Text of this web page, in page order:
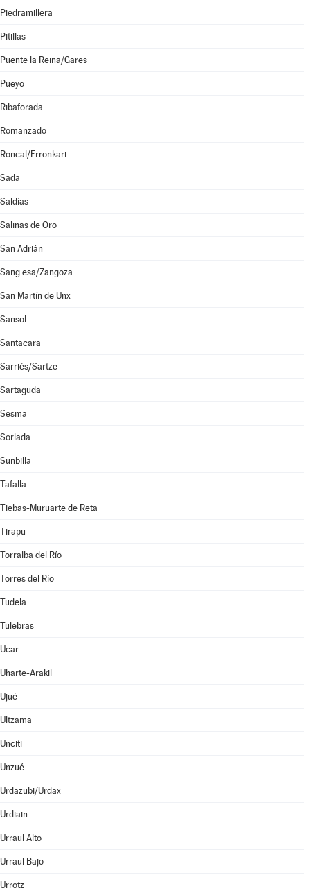
Piedramillera
Pitillas
Puente la Reina/Gares
Pueyo
Ribaforada
Romanzado
Roncal/Erronkari
Sada
Saldías
Salinas de Oro
San Adrián
Sang esa/Zangoza
San Martín de Unx
Sansol
Santacara
Sarriés/Sartze
Sartaguda
Sesma
Sorlada
Sunbilla
Tafalla
Tiebas-Muruarte de Reta
Tirapu
Torralba del Río
Torres del Río
Tudela
Tulebras
Ucar
Uharte-Arakil
Ujué
Ultzama
Unciti
Unzué
Urdazubi/Urdax
Urdiain
Urraul Alto
Urraul Bajo
Urrotz